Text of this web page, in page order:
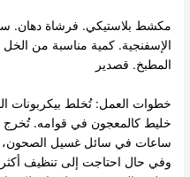
مكشط بلاستيكي. فرشاة دهان.
الإسفنجية. كمية مناسبة من
المطبخ. قصدير
خطوات العمل: تُخلط بيكربونات
خليط كالمعجون في قوامه. تُخرج
ساعات في سائل غسيل الصحون،
وفي حال احتاجت إلى تنظيف